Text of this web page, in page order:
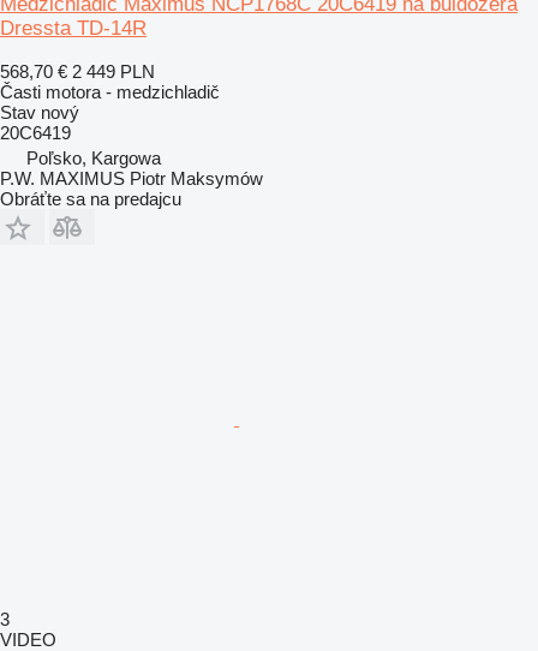
Dressta TD-14R
568,70 € 2 449 PLN
Časti motora - medzichladič
Stav nový
20C6419
Poľsko, Kargowa
P.W. MAXIMUS Piotr Maksymów
Obráťte sa na predajcu
3
VIDEO